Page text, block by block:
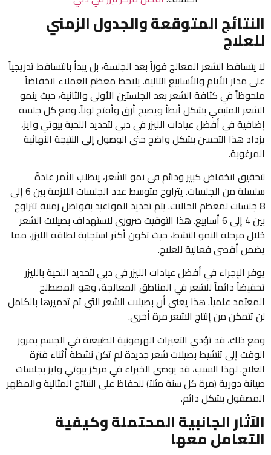
النتائج المتوقعة والجدول الزمني
للعلاج
لا يتساقط الشعر المعالج فوراً بعد الجلسة، بل يبدأ بالتساقط تدريجياً
على مدار الأيام والأسابيع التالية. يلاحظ معظم العملاء انخفاضاً
ملحوظاً في كثافة الشعر بعد الجلستين الأولى والثانية، حيث ينمو
الشعر المتبقي بشكل أبطأ ويصبح أرق وأفتح لوناً. ومع كل جلسة
إضافية في أفضل عيادات الليزر في دبي لتحديد اللحية بيوتي وايز،
يزداد هذا التحسن بشكل واضح حتى الوصول إلى النتيجة النهائية
المرغوبة.
لتحقيق انخفاض كبير ودائم في نمو الشعر، يتطلب الأمر عادةً
سلسلة من الجلسات. يتراوح متوسط عدد الجلسات اللازمة بين 6 إلى
8 جلسات لمعظم الحالات. يتم تحديد المواعيد بفواصل زمنية تتراوح
بين 4 إلى 6 أسابيع. هذا التوقيت ضروري لاستهداف بصيلات الشعر
خلال مرحلة النمو النشط، حيث تكون أكثر استجابة لطاقة الليزر، مما
يضمن أقصى فعالية للعلاج.
يوفر الإجراء في أفضل عيادات الليزر في دبي لتحديد اللحية بالليزر
تخفيضاً دائماً للشعر في المناطق المعالجة، وهو المصطلح
المعتمد علمياً. هذا يعني أن بصيلات الشعر التي تم تدميرها بالكامل
لن تتمكن من إنتاج الشعر مرة أخرى.
ومع ذلك، قد تؤدي التغيرات الهرمونية الطبيعية في الجسم بمرور
الوقت إلى تنشيط بصيلات شعر جديدة لم تكن نشطة أثناء فترة
العلاج. لهذا السبب، قد يوصي الخبراء في مركز بيوتي وايز بجلسات
صيانة دورية (مرة كل سنة مثلاً) للحفاظ على النتائج المثالية والمظهر
المصقول بشكل دائم.
الآثار الجانبية المحتملة وكيفية
التعامل معها